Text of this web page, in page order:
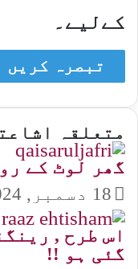
کےلیے۔
متعلقہ
گھر لوٹ کے
18 دسمبر, 2024
اس طرح ,
گئی ہو !!